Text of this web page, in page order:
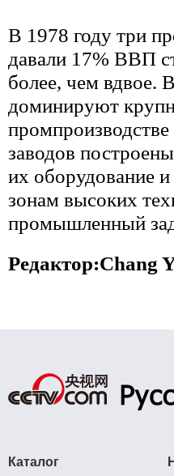
В 1978 году три
давали 17% ВВП
более, чем вдвое.
доминируют
заводов
их оборудование
зонам высоких
промышленный
Редактор:
Каталог